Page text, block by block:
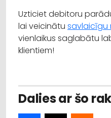
Uzticiet debitoru
lai veicinātu savlaicīgu
vienlaikus saglabātu
klientiem!
Dalies ar šo